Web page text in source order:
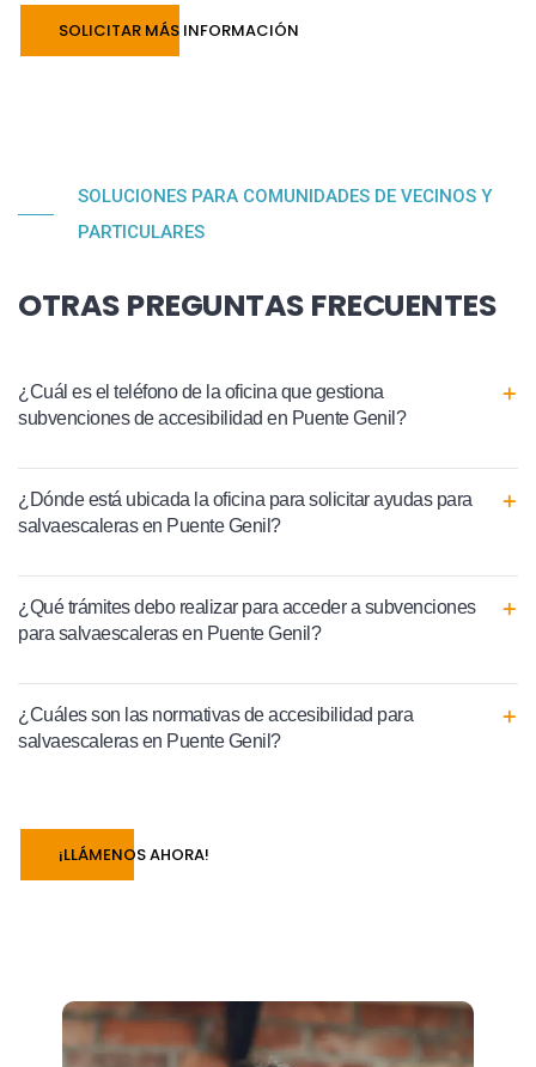
SOLICITAR MÁS INFORMACIÓN
SOLUCIONES PARA COMUNIDADES DE VECINOS Y
PARTICULARES
OTRAS PREGUNTAS FRECUENTES
¿Cuál es el teléfono de la oficina que gestiona
subvenciones de accesibilidad en Puente Genil?
¿Dónde está ubicada la oficina para solicitar ayudas para
salvaescaleras en Puente Genil?
¿Qué trámites debo realizar para acceder a subvenciones
para salvaescaleras en Puente Genil?
¿Cuáles son las normativas de accesibilidad para
salvaescaleras en Puente Genil?
¡LLÁMENOS AHORA!